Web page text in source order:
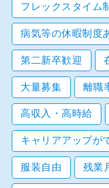
フレックスタイム
病気等の休暇制度
第二新卒歓迎
大量募集 離職
高収入・高時給
キャリアアップが
服装自由 残業